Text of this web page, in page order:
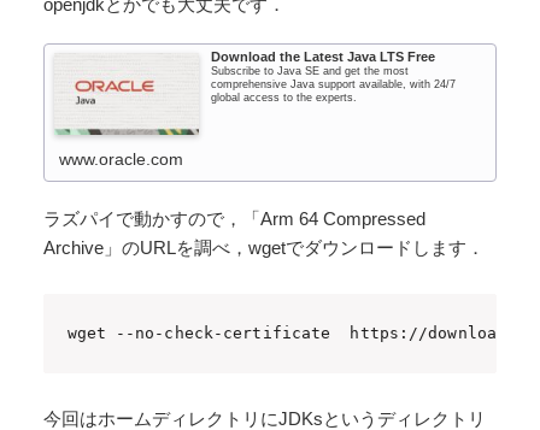
openjdkとかでも大丈夫です．
Download the Latest Java LTS Free
Subscribe to Java SE and get the most
comprehensive Java support available, with 24/7
global access to the experts.
www.oracle.com
ラズパイで動かすので，「Arm 64 Compressed
Archive」のURLを調べ，wgetでダウンロードします．
wget --no-check-certificate  https://
今回はホームディレクトリにJDKsというディレクトリ